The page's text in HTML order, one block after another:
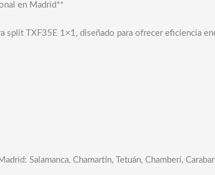
en Madrid**
TXF35E 1×1, diseñado para ofrecer eficiencia
Salamanca, Chamartín, Tetuán, Chamberí,